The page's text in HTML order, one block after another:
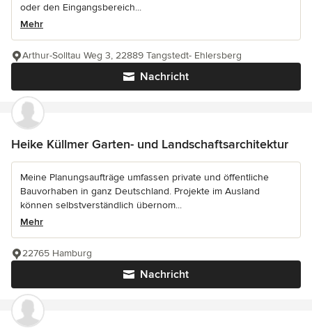
oder den Eingangsbereich...
Mehr
Nachricht
Arthur-Solltau Weg 3, 22889 Tangstedt- Ehlersberg
Heike Küllmer Garten- und Landschaftsarchitektur
Meine Planungsaufträge umfassen private und öffentliche
Bauvorhaben in ganz Deutschland. Projekte im Ausland
können selbstverständlich übernom...
Mehr
Nachricht
22765 Hamburg